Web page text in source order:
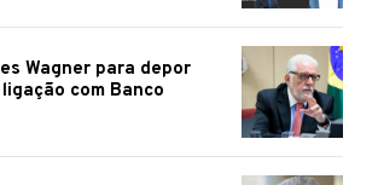
Wagner para depor
com Banco